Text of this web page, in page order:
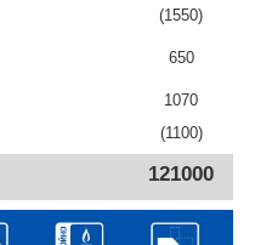
(1550)
650
1070
(1100)
121000